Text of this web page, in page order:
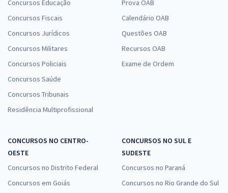
Concursos Educação
Concursos Fiscais
Concursos Jurídicos
Concursos Militares
Concursos Policiais
Concursos Saúde
Concursos Tribunais
Residência Multiprofissional
Prova OAB
Calendário OAB
Questões OAB
Recursos OAB
Exame de Ordem
CONCURSOS NO CENTRO-
OESTE
Concursos no Distrito Federal
Concursos em Goiás
CONCURSOS NO SUL E
SUDESTE
Concursos no Paraná
Concursos no Rio Grande do Sul